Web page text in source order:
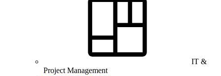
IT &
Project Management